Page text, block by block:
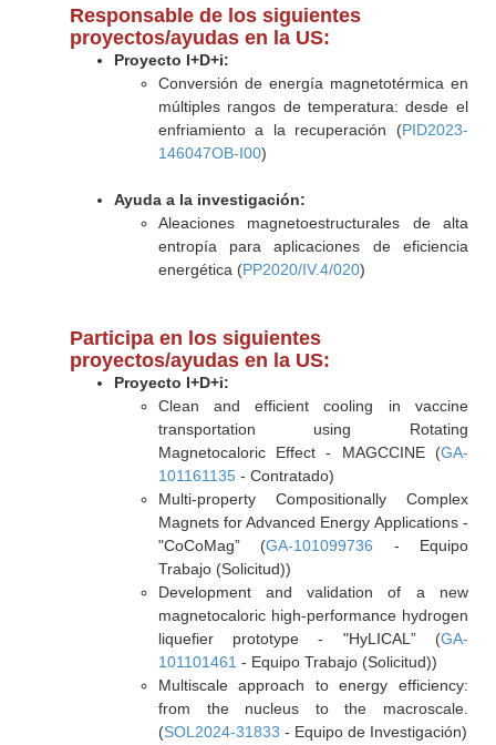
Responsable de los siguientes
proyectos/ayudas en la US:
Proyecto I+D+i:
Conversión de energía magnetotérmica en
múltiples rangos de temperatura: desde el
enfriamiento a la recuperación (PID2023-
146047OB-I00)
Ayuda a la investigación:
Aleaciones magnetoestructurales de alta
entropía para aplicaciones de eficiencia
energética (PP2020/IV.4/020)
Participa en los siguientes
proyectos/ayudas en la US:
Proyecto I+D+i:
Clean and efficient cooling in vaccine
transportation using Rotating
Magnetocaloric Effect - MAGCCINE (GA-
101161135- Contratado)
Multi-property Compositionally Complex
Magnets for Advanced Energy Applications -
"CoCoMag” (GA-101099736 - Equipo
Trabajo (Solicitud))
Development and validation of a new
magnetocaloric high-performance hydrogen
liquefier prototype - "HyLICAL” (GA-
101101461 - Equipo Trabajo (Solicitud))
Multiscale approach to energy efficiency:
from the nucleus to the macroscale.
(SOL2024-31833 - Equipo de Investigación)